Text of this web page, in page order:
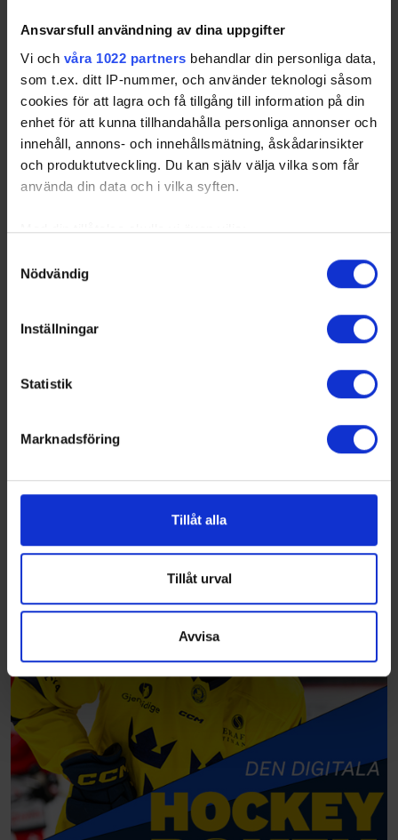
Ansvarsfull användning av dina uppgifter
Vi och våra 1022 partners behandlar din personliga data,
som t.ex. ditt IP-nummer, och använder teknologi såsom
cookies för att lagra och få tillgång till information på din
enhet för att kunna tillhandahålla personliga annonser och
innehåll, annons- och innehållsmätning, åskådarinsikter
och produktutveckling. Du kan själv välja vilka som får
använda din data och i vilka syften.
Med din tillåtelse skulle vi även vilja:
som kan ha en noggrannhet på upp till flera meter
Ta reda på mer om hur dina personliga uppgifter
Du kan ändra eller dra tillbaka ditt samtycke när som
Vi använder enhetsidentifierare för att anpassa innehållet
för sociala medier och analysera vår trafik. Vi
vidarebefordrar även sådana identifierare och annan
annons- och analysföretag som vi samarbetar med.
Dessa kan i sin tur kombinera informationen med annan
samlat in när du har använt deras tjänster.
Nödvändig
Inställningar
Statistik
Marknadsföring
Tillåt alla
Tillåt urval
Avvisa